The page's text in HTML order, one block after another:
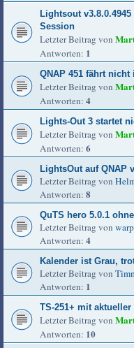
Lightsout
Session
Letzter Beitrag von
Antworten: 1
QNAP 451 fährt nicht
Letzter Beitrag von
Antworten: 4
Lights-Out 3 startet
Letzter Beitrag von
Antworten: 6
LightsOut auf QNAP
Letzter Beitrag von
Antworten: 8
QuTS hero 5.0.1
Letzter Beitrag von warp
Antworten: 4
Kalender ist Grau,
Letzter Beitrag von
Antworten: 1
TS-251+ mit
Letzter Beitrag von
Antworten: 10